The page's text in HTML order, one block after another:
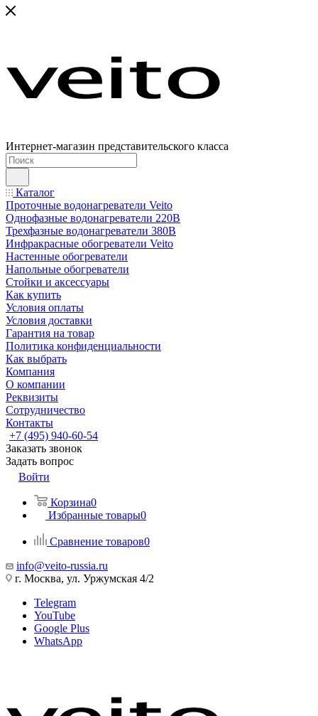
Интернет-магазин представительского класса
Каталог
Проточные водонагреватели Veito
Однофазные водонагреватели 220В
Трехфазные водонагреватели 380В
Инфракрасные обогреватели Veito
Настенные обогреватели
Напольные обогреватели
Стойки и аксессуары
Как купить
Условия оплаты
Условия доставки
Гарантия на товар
Политика конфиденциальности
Как выбрать
Компания
О компании
Реквизиты
Сотрудничество
Контакты
+7 (495) 940-60-54
Заказать звонок
Задать вопрос
Войти
Корзина0
Избранные товары0
Сравнение товаров0
info@veito-russia.ru
г. Москва, ул. Уржумская 4/2
Telegram
YouTube
Google Plus
WhatsApp